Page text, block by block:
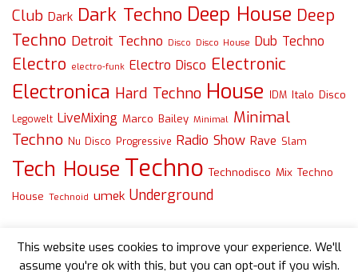
Club Dark Dark Techno Deep House Deep
Techno Detroit Techno Disco Disco House Dub Techno
Electro electro-funk Electro Disco Electronic
Electronica Hard Techno House IDM Italo Disco
Legowelt LiveMixing Marco Bailey Minimal Minimal
Techno Nu Disco Progressive Radio Show Rave Slam
Tech House Techno Technodisco Mix Techno
House Technoid umek Underground
This website uses cookies to improve your experience. We'll
assume you're ok with this, but you can opt-out if you wish.